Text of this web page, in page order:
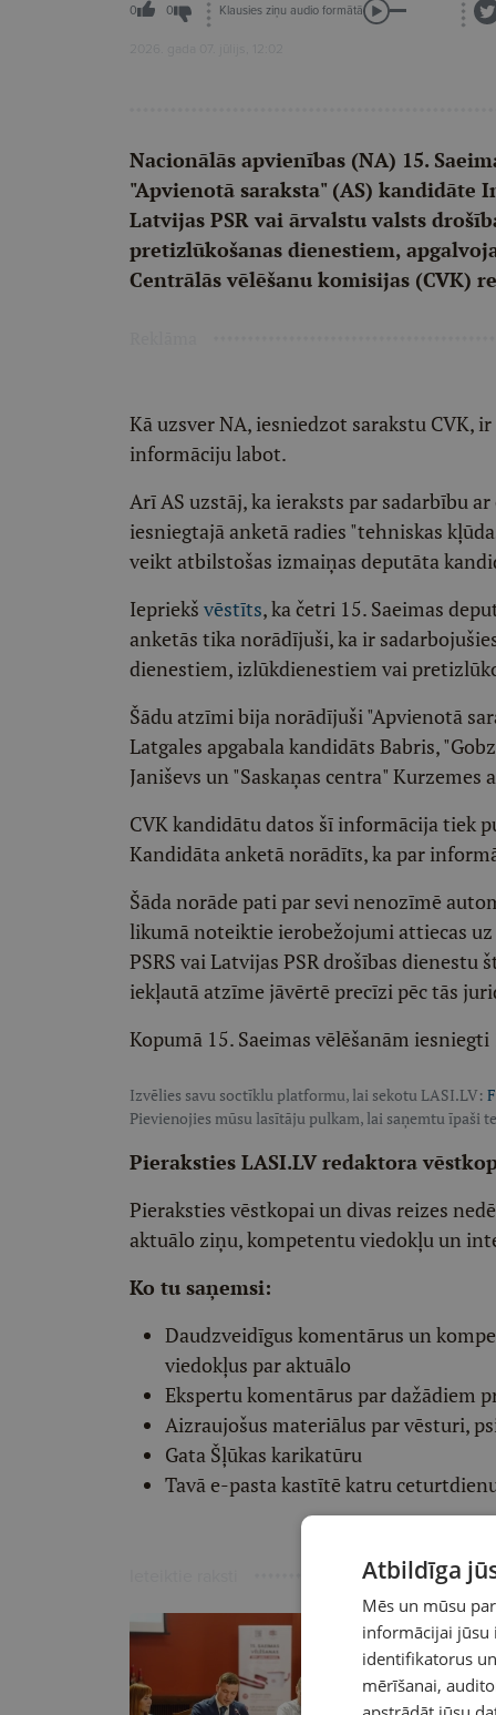
0 0 Klausies ziņu audio formātā
2026. gada 07. jūlijs, 12:02
Nacionālās apvienības (NA) 15.
"Apvienotā saraksta" (AS) kandidāte
Latvijas PSR vai ārvalstu valsts
pretizlūkošanas dienestiem,
Centrālās vēlēšanu komisijas (CVK)
Kā uzsver NA, iesniedzot sarakstu CVK,
informāciju labot.
Arī AS uzstāj, ka ieraksts par sadarbību
iesniegtajā anketā radies "tehniskas
veikt atbilstošas izmaiņas deputāta
Iepriekš vēstīts, ka četri 15. Saeimas
anketās tika norādījuši, ka ir
dienestiem, izlūkdienestiem vai
Šādu atzīmi bija norādījuši "Apvienotā
Latgales apgabala kandidāts Babris,
Janiševs un "Saskaņas centra"
CVK kandidātu datos šī informācija tiek
Kandidāta anketā norādīts, ka par
Šāda norāde pati par sevi nenozīmē
likumā noteiktie ierobežojumi attiecas
PSRS vai Latvijas PSR drošības
iekļautā atzīme jāvērtē precīzi pēc tās
Kopumā 15. Saeimas vēlēšanām
Izvēlies savu soctīklu platformu, lai sekotu LASI.LV:
Pievienojies mūsu lasītāju pulkam, lai saņemtu īpaši
Pieraksties LASI.LV redaktora
Pieraksties vēstkopai un divas reizes
aktuālo ziņu, kompetentu viedokļu un
Ko tu saņemsi:
Daudzveidīgus komentārus un
viedokļus par aktuālo
Ekspertu komentārus par dažādiem
Aizraujošus materiālus par vēsturi,
Gata Šļūkas karikatūru
Tavā e-pasta kastītē katru
Atbildīga
Mēs un mūsu
informācijai jūsu
identifikatorus
mērīšanai,